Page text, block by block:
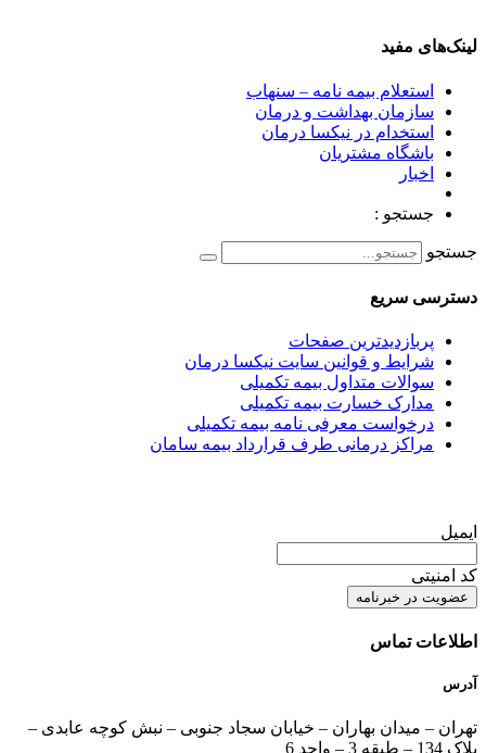
لینک‌های مفید
استعلام بیمه نامه – سنهاب
سازمان بهداشت و درمان
استخدام در نیکسا درمان
باشگاه مشتریان
اخبار
جستجو :
جستجو
دسترسی سریع
پربازدیدترین صفحات
شرایط و قوانین سایت نیکسا درمان
سوالات متداول بیمه تکمیلی
مدارک خسارت بیمه تکمیلی
درخواست معرفی نامه بیمه تکمیلی
مراکز درمانی طرف قرارداد بیمه سامان
ایمیل
کد امنیتی
اطلاعات تماس
آدرس
تهران – میدان بهاران – خیابان سجاد جنوبی – نبش کوچه عابدی –
پلاک 134 – طبقه 3 – واحد 6